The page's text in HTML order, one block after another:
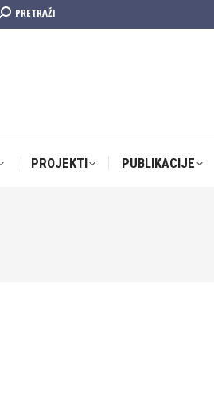
Search:PRETRAŽI
PROJEKTI PUBLIKACIJE
PROJEKTI PUBLIKACIJE